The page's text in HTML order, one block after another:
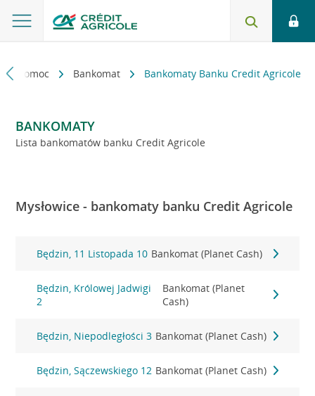
i pomoc Bankomat Bankomaty Banku Credit Agricole
BANKOMATY
Lista bankomatów banku Credit Agricole
Mysłowice - bankomaty banku Credit Agricole
Będzin, 11 Listopada 10 Bankomat (Planet Cash)
Będzin, Królowej Jadwigi
2
Bankomat (Planet
Cash)
Będzin, Niepodległości 3 Bankomat (Planet Cash)
Będzin, Sączewskiego 12 Bankomat (Planet Cash)